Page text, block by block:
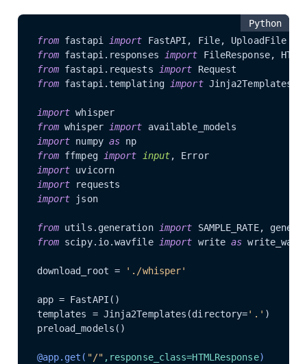
Python
from fastapi import
from fastapi.responses
import
from fastapi.requests import
from fastapi.templating import Jinja2Templates
import
from whisper import
import numpy as
from ffmpeg import input
, Error
import
import
import json
from utils.generation
import
from scipy.io.wavfile import write as write_wav
download_root = './whisper'
app = FastAPI()
templates = Jinja2Templates(directory='.' )
preload_models()
@app.get( "/" ,response_class=HTMLResponse)